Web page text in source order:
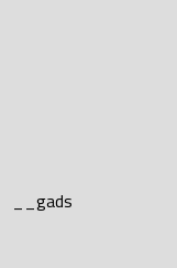
__gads